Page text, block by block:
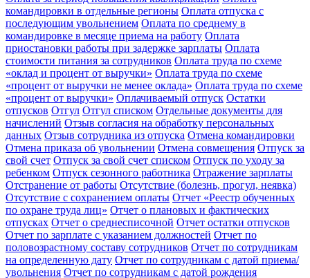
командировки в отдельные регионы Оплата отпуска с
последующим увольнением Оплата по среднему в
командировке в месяце приема на работу Оплата
приостановки работы при задержке зарплаты Оплата
стоимости питания за сотрудников Оплата труда по схеме
«оклад и процент от выручки» Оплата труда по схеме
«процент от выручки не менее оклада» Оплата труда по схеме
«процент от выручки» Оплачиваемый отпуск Остатки
отпусков Отгул Отгул списком Отдельные документы для
начислений Отзыв согласия на обработку персональных
данных Отзыв сотрудника из отпуска Отмена командировки
Отмена приказа об увольнении Отмена совмещения Отпуск за
свой счет Отпуск за свой счет списком Отпуск по уходу за
ребенком Отпуск сезонного работника Отражение зарплаты
Отстранение от работы Отсутствие (болезнь, прогул, неявка)
Отсутствие с сохранением оплаты Отчет «Реестр обученных
по охране труда лиц» Отчет о плановых и фактических
отпусках Отчет о среднесписочной Отчет остатки отпусков
Отчет по зарплате с указанием должностей Отчет по
половозрастному составу сотрудников Отчет по сотрудникам
на определенную дату Отчет по сотрудникам с датой приема/
увольнения Отчет по сотрудникам с датой рождения